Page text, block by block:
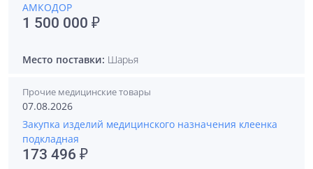
АМКОДОР
1 500 000 ₽
Место поставки: Шарья
Прочие медицинские товары
07.08.2026
Закупка изделий медицинского назначения клеенка
подкладная
173 496 ₽